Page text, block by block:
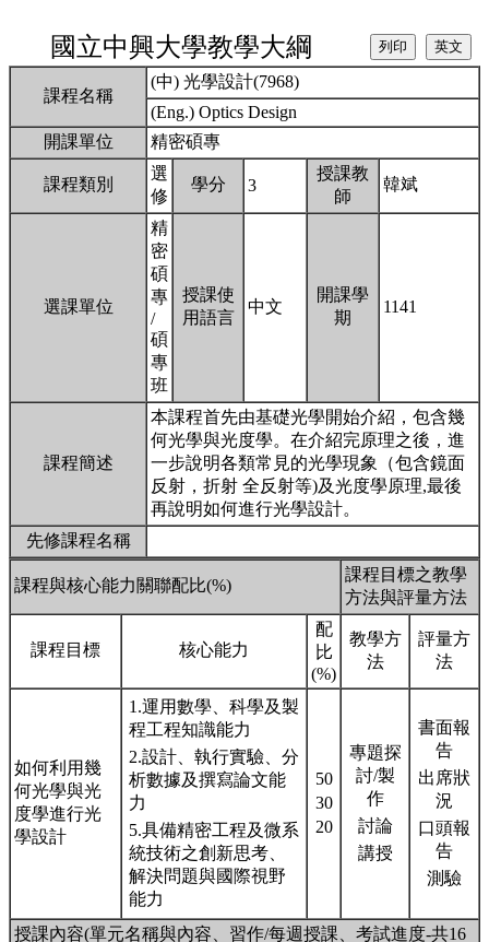
國立中興大學教學大綱
課程名稱
(中) 光學設計(7968)
(Eng.) Optics Design
開課單位
精密碩專
課程類別
選
修
學分 3
授課教
師
韓斌
選課單位
精
密
碩
專
/
碩
專
班
授課使
用語言
中文
開課學
期
1141
課程簡述
本課程首先由基礎光學開始介紹，包含幾
何光學與光度學。在介紹完原理之後，進
一步說明各類常見的光學現象（包含鏡面
反射，折射 全反射等)及光度學原理,最後
再說明如何進行光學設計。
先修課程名稱
課程與核心能力關聯配比(%)
課程目標之教學
方法與評量方法
課程目標 核心能力
配
比
(%)
教學方
法
評量方
法
如何利用幾
何光學與光
度學進行光
學設計
1.運用數學、科學及製
程工程知識能力
2.設計、執行實驗、分
析數據及撰寫論文能
力
5.具備精密工程及微系
統技術之創新思考、
解決問題與國際視野
能力
50
30
20
專題探
討/製
作
討論
講授
書面報
告
出席狀
況
口頭報
告
測驗
授課內容(單元名稱與內容、習作/每週授課、考試進度-共16